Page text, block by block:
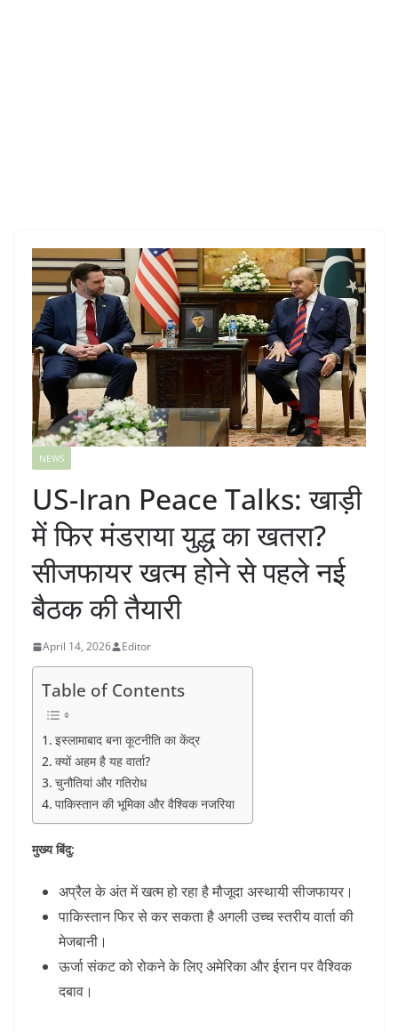
NEWS
US-Iran Peace Talks: खाड़ी
में फिर मंडराया युद्ध का खतरा?
सीजफायर खत्म होने से पहले नई
बैठक की तैयारी
April 14, 2026 Editor
Table of Contents
इस्लामाबाद बना कूटनीति का केंद्र
क्यों अहम है यह वार्ता?
चुनौतियां और गतिरोध
पाकिस्तान की भूमिका और वैश्विक नजरिया
मुख्य बिंदु:
अप्रैल के अंत में खत्म हो रहा है मौजूदा अस्थायी सीजफायर।
पाकिस्तान फिर से कर सकता है अगली उच्च स्तरीय वार्ता की
मेजबानी।
ऊर्जा संकट को रोकने के लिए अमेरिका और ईरान पर वैश्विक
दबाव।